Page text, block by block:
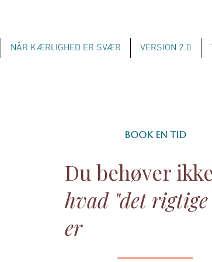
NÅR KÆRLIGHED ER SVÆR VERSION 2.0
Book en tid
Du behøver
hvad "det
er